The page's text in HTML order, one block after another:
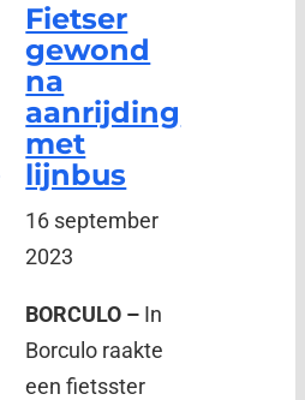
Fietser
gewond
na
aanrijding
met
lijnbus
16 september
2023
BORCULO – In
Borculo raakte
een fietsster